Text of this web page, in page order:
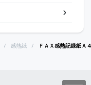
感熱紙 ＦＡＸ感熱記録紙